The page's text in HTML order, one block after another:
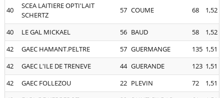
40
SCEA LAITIERE OPTI'LAIT
SCHERTZ
57 COUME 68 1,52
40 LE GAL MICKAEL 56 BAUD 58
1,52
42
GAEC HAMANT.PELTRE 57 GUERMANGE 135 1,51
42
GAEC L'ILE DE TRENEVE 44 GUERANDE 123 1,51
42
GAEC FOLLEZOU 22 PLEVIN 72
1,51